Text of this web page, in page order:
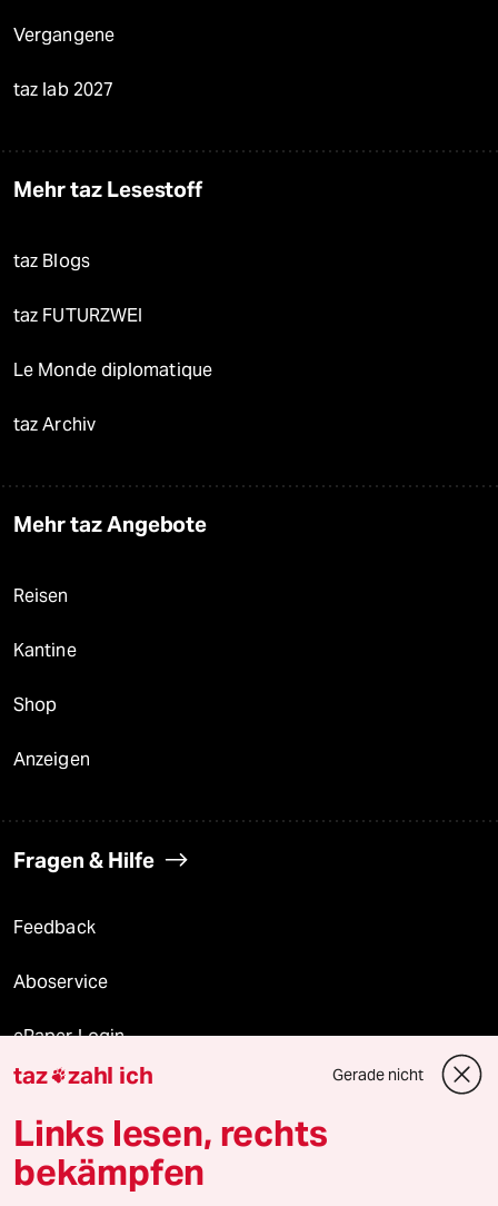
Vergangene
taz lab 2027
Mehr taz Lesestoff
taz Blogs
taz FUTURZWEI
Le Monde diplomatique
taz Archiv
Mehr taz Angebote
Reisen
Kantine
Shop
Anzeigen
Fragen & Hilfe
Feedback
Aboservice
ePaper Login
Downloads für Abonnierende
© 2026 taz Verlags und Vertriebs GmbH
taz zahl ich Gerade nicht
Links lesen, rechts
bekämpfen